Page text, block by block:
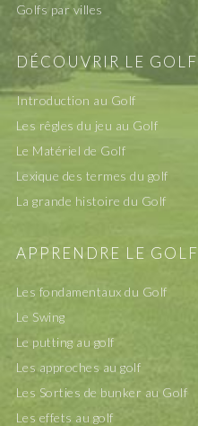
Golfs par villes
DÉCOUVRIR LE GOLF
Introduction au Golf
Les rêgles du jeu au Golf
Le Matériel de Golf
Lexique des termes du golf
La grande histoire du Golf
APPRENDRE LE GOLF
Les fondamentaux du Golf
Le Swing
Le putting au golf
Les approches au golf
Les Sorties de bunker au Golf
Les effets au golf